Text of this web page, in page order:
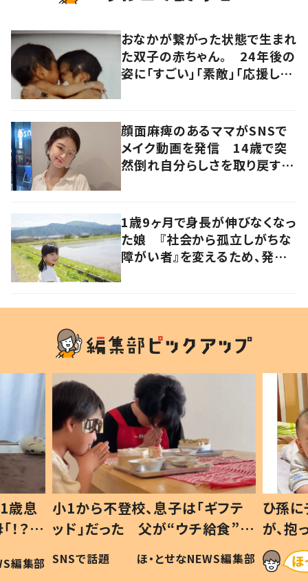
おなかが繋がった状態で生まれ
た双子の赤ちゃん。 24年後の
姿に「すごい」「素敵」「応援して
顔面麻痺のあるママがSNSで
メイク動画を発信 14歳で突
然倒れ自分らしさを取り戻すま
1歳9ヶ月で身長が伸びなくなっ
た娘 『社会から孤立しがちな
障がい者』を変えるため、発信
歳息
？」
編集部
小1から不登校、息子は「ギフテ
ッド」だった 父が“ウチ給食”を
作り続ける理由とは #令和の親
#令和の子
SNSで話題 ほ・とせなNEWS編集部
ひ孫
が、
「涙が
い」